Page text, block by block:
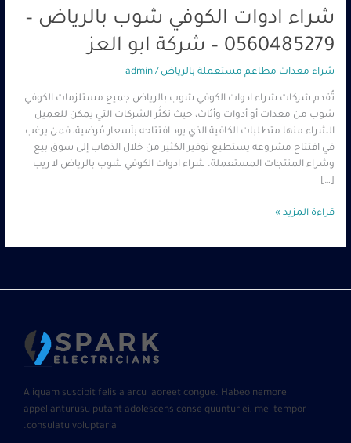
شراء ادوات الكوفي شوب بالرياض –
0560485279 – شركة ابو العز
شراء معدات مطاعم مستعملة بالرياض /
admin
تُقدم شركات شراء ادوات الكوفي شوب بالرياض جميع مستلزمات الكوفي
شوب من معدات أو أدوات وأثاث، حيث تكثُر الشركات التي يمكن للعميل
الشراء منها متطلبات الكافية الذي يود افتتاحه بأسعار مُرضية، فمن يرغب
في افتتاح مشروعه يستطيع توفير الكثير من خلال الذهاب إلى سوق بيع
وشراء المنتجات المستعملة. شراء ادوات الكوفي شوب بالرياض لا ريب
[…]
قراءة المزيد »
Aliquam suscipit felis a arcu laoreet congue. Habeo nemore
appellanturusu putant adolescens conse quuntur ei, mel tempor
consulatu voluptaria.